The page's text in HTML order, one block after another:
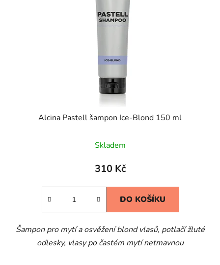
Alcina Pastell šampon Ice-Blond 150 ml
Skladem
310 Kč
DO KOŠÍKU
Šampon pro mytí a osvěžení blond vlasů, potlačí žluté
odlesky, vlasy po častém mytí netmavnou